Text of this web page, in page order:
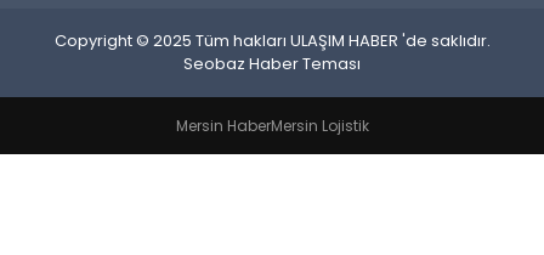
Copyright © 2025 Tüm hakları ULAŞIM HABER 'de saklıdır.
Seobaz Haber Teması
Mersin HaberMersin Lojistik